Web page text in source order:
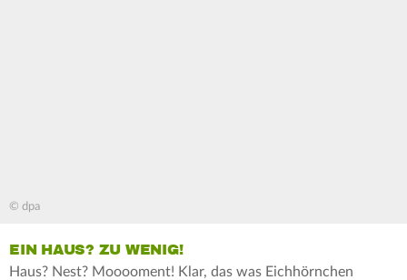
© dpa
EIN HAUS? ZU WENIG!
Haus? Nest? Mooooment! Klar, das was Eichhörnchen